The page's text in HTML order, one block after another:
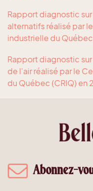
Rapport diagnostic
alternatifs réalisé par
industrielle du Québec
Rapport diagnostic
de l'air réalisé par le
du Québec (CRIQ) en
Abonnez-